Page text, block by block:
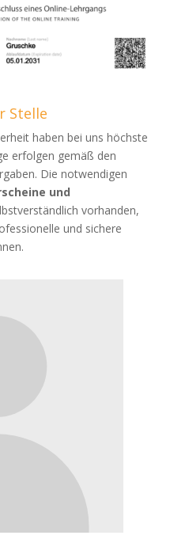
Stelle
haben bei uns höchste
erfolgen gemäß den
Die notwendigen
und
vorhanden,
und sichere